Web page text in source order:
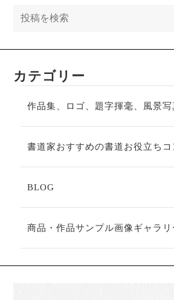
カテゴリー
作品集、ロゴ、題字揮毫、風景写
書道家おすすめの書道お役立ちコ
BLOG
商品・作品サンプル画像ギャラリ